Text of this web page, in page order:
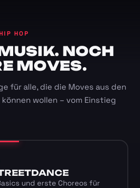
HOP
NOCH
MOVES.
für alle, die die Moves aus den
wollen – vom Einstieg
und erste Choreos für